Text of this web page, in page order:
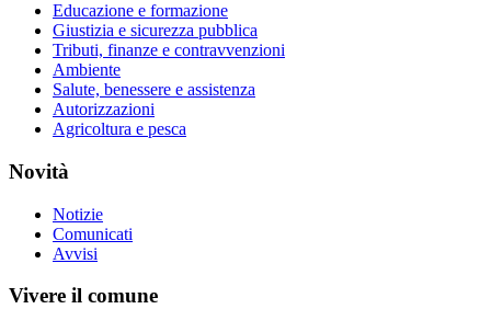
Educazione e formazione
Giustizia e sicurezza pubblica
Tributi, finanze e contravvenzioni
Ambiente
Salute, benessere e assistenza
Autorizzazioni
Agricoltura e pesca
Novità
Notizie
Comunicati
Avvisi
Vivere il comune